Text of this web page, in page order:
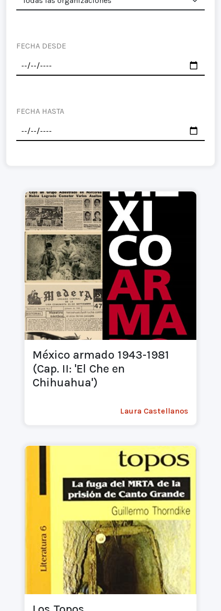
FECHA DESDE
FECHA HASTA
México armado 1943-1981
(Cap. II: 'El Che en
Chihuahua')
Laura Castellanos